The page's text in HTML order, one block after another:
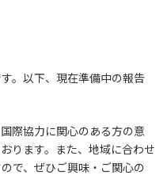
。以下、現在準備中の報告
際協力に関心のある方の意
ります。また、地域に合わせ
で、ぜひご興味・ご関心の